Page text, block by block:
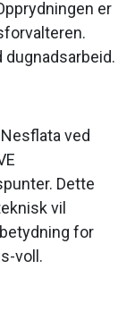
er
ved
Dette
vil
for
voll.